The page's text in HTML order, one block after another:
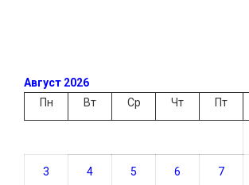
Август 2026
Пн
Вт Ср Чт Пт
3 4 5 6 7